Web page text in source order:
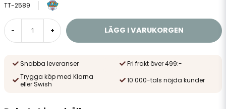
TT-2589
- + LÄGG I VARUKORGEN
Snabba leveranser
Fri frakt över 499:-
Trygga köp med Klarna
eller Swish
10 000-tals nöjda kunder